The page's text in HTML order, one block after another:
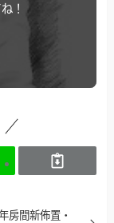
！
房間新佈置‧